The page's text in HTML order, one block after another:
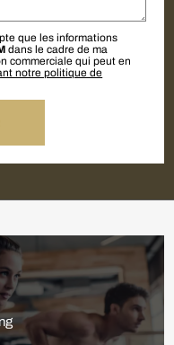
que les informations
dans le cadre de ma
commerciale qui peut en
notre politique de